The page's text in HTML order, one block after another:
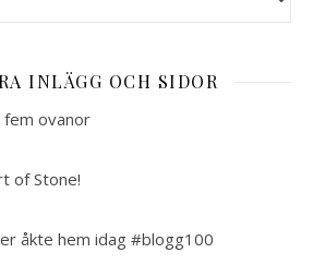
INLÄGG OCH SIDOR
fem ovanor
of Stone!
åkte hem idag #blogg100